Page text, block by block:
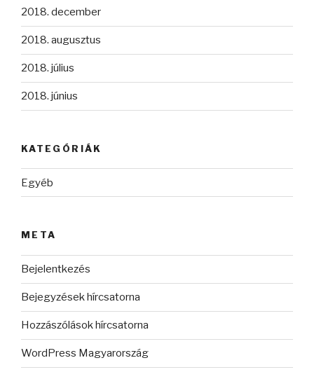
2018. december
2018. augusztus
2018. július
2018. június
KATEGÓRIÁK
Egyéb
META
Bejelentkezés
Bejegyzések hírcsatorna
Hozzászólások hírcsatorna
WordPress Magyarország